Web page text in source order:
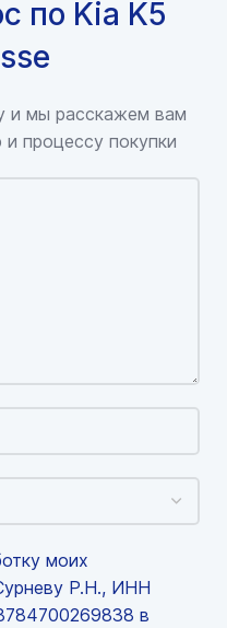
по Kia K5
и мы расскажем вам
процессу покупки
моих
Р.Н., ИНН
в